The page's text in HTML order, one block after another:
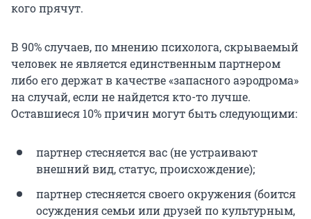
кого прячут.
В 90% случаев, по мнению психолога, скрываемый
человек не является единственным партнером
либо его держат в качестве «запасного аэродрома»
на случай, если не найдется кто-то лучше.
Оставшиеся 10% причин могут быть следующими:
партнер стесняется вас (не устраивают
внешний вид, статус, происхождение);
партнер стесняется своего окружения (боится
осуждения семьи или друзей по культурным,